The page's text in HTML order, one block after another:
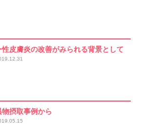
性皮膚炎の改善がみられる背景として
物摂取事例から